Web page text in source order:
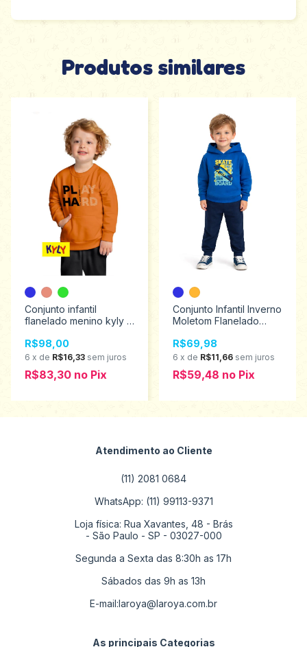
Produtos similares
Conjunto infantil
flanelado menino kyly 4
R$98,00
6 x de R$16,33 sem juros
R$83,30 no Pix
Conjunto Infantil Inverno
Moletom Flanelado
43623
R$69,98
6 x de R$11,66 sem juros
R$59,48 no Pix
Atendimento ao Cliente
(11) 2081 0684
WhatsApp: (11) 99113-9371
Loja física: Rua Xavantes, 48 - Brás
- São Paulo - SP - 03027-000
Segunda a Sexta das 8:30h as 17h
Sábados das 9h as 13h
E-mail:laroya@laroya.com.br
As principais Categorias